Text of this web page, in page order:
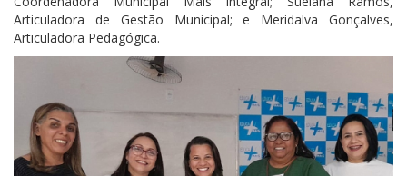
Articuladora de Gestão Municipal; e Meridalva Gonçalves,
Articuladora Pedagógica.